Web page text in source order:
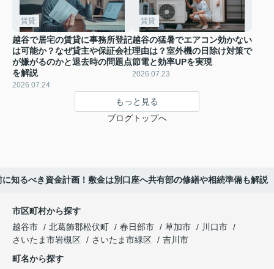
賃貸
越谷で居宅の賃貸に事務所登記
は可能か？なぜ貸主や保証会社
が嫌がるのかと退去時の問題点
を解説
2026.07.24
賃貸
越谷の猛暑でエアコン効かない
理由は？室外機の日除け対策で
節電と効率UPを実現
2026.07.23
もっと見る
ブログトップへ
知るべき資金計画！敷金は別口座へ共有部の修繕や相続準備も解説
市区町村から探す
越谷市
北葛飾郡松伏町 春日部市 草加市
川口市
さいたま市岩槻区
さいたま市緑区
吉川市
町名から探す